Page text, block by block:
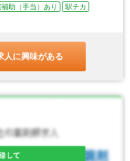
助（手当）あり
駅チカ
人に興味がある